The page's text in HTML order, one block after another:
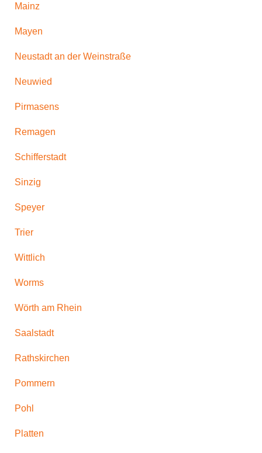
Mainz
Mayen
Neustadt an der Weinstraße
Neuwied
Pirmasens
Remagen
Schifferstadt
Sinzig
Speyer
Trier
Wittlich
Worms
Wörth am Rhein
Saalstadt
Rathskirchen
Pommern
Pohl
Platten